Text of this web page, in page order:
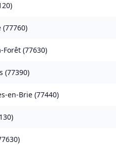
)
(77760)
Forêt (77630)
(77390)
en-Brie (77440)
)
)